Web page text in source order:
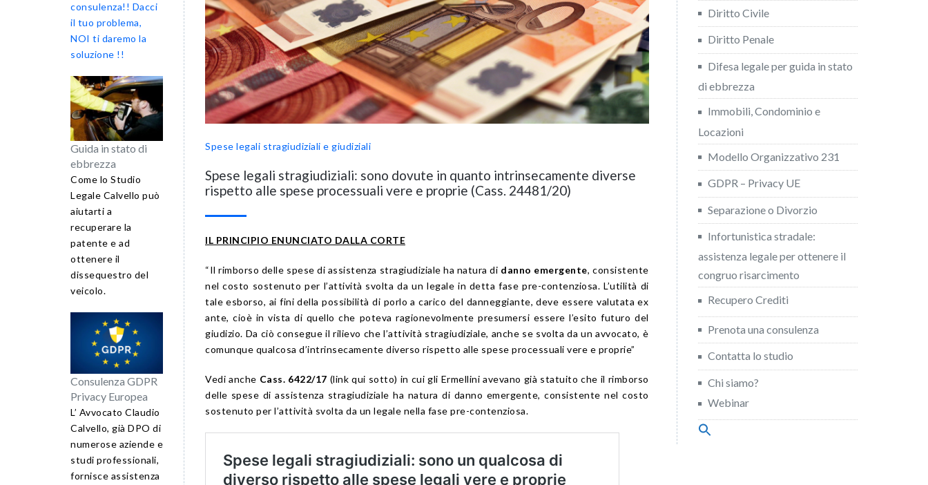
consulenza!! Dacci
il tuo problema,
NOI ti daremo la
soluzione !!
Guida in stato di
ebbrezza
Come lo Studio
Legale Calvello può
aiutarti a
recuperare la
patente e ad
ottenere il
dissequestro del
veicolo.
Consulenza GDPR
Privacy Europea
L’ Avvocato Claudio
Calvello, già DPO di
numerose aziende e
studi professionali,
fornisce assistenza
Spese legali stragiudiziali e giudiziali
Spese legali stragiudiziali: sono dovute in quanto intrinsecamente diverse
rispetto alle spese processuali vere e proprie (Cass. 24481/20)
IL PRINCIPIO ENUNCIATO DALLA CORTE
“Il rimborso delle spese di assistenza stragiudiziale ha natura di danno emergente, consistente
nel costo sostenuto per l’attività svolta da un legale in detta fase pre-contenziosa. L’utilità di
tale esborso, ai fini della possibilità di porlo a carico del danneggiante, deve essere valutata ex
ante, cioè in vista di quello che poteva ragionevolmente presumersi essere l’esito futuro del
giudizio. Da ciò consegue il rilievo che l’attività stragiudiziale, anche se svolta da un avvocato, è
comunque qualcosa d’intrinsecamente diverso rispetto alle spese processuali vere e proprie”
Vedi anche Cass. 6422/17 (link qui sotto) in cui gli Ermellini avevano già statuito che il rimborso
delle spese di assistenza stragiudiziale ha natura di danno emergente, consistente nel costo
sostenuto per l’attività svolta da un legale nella fase pre-contenziosa.
Diritto Civile
Diritto Penale
Difesa legale per guida in stato
di ebbrezza
Immobili, Condominio e
Locazioni
Modello Organizzativo 231
GDPR – Privacy UE
Separazione o Divorzio
Infortunistica stradale:
assistenza legale per ottenere il
congruo risarcimento
Recupero Crediti
Prenota una consulenza
Contatta lo studio
Chi siamo?
Webinar